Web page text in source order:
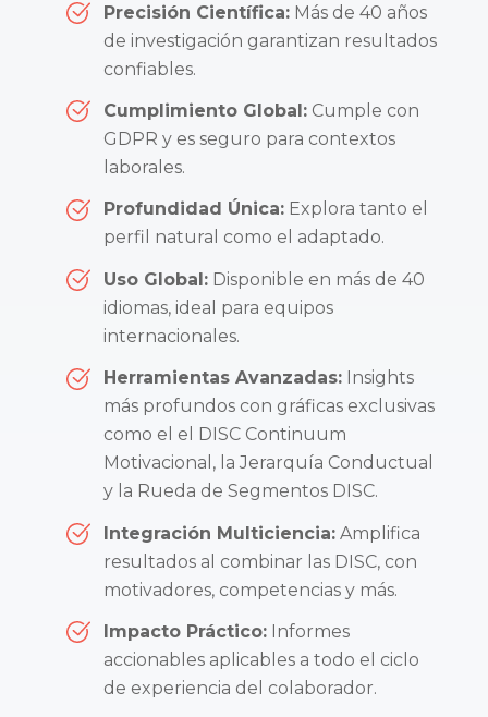
Precisión Científica: Más de 40 años
de investigación garantizan resultados
confiables.
Cumplimiento Global: Cumple con
GDPR y es seguro para contextos
laborales.
Profundidad Única: Explora tanto el
perfil natural como el adaptado.
Uso Global: Disponible en más de 40
idiomas, ideal para equipos
internacionales.
Herramientas Avanzadas: Insights
más profundos con gráficas exclusivas
como el el DISC Continuum
Motivacional, la Jerarquía Conductual
y la Rueda de Segmentos DISC.
Integración Multiciencia: Amplifica
resultados al combinar las DISC, con
motivadores, competencias y más.
Impacto Práctico: Informes
accionables aplicables a todo el ciclo
de experiencia del colaborador.